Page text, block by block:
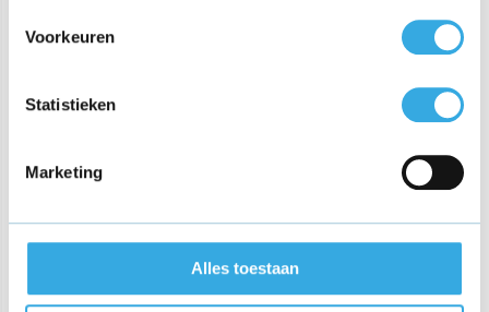
Voorkeuren
Statistieken
Marketing
Alles toestaan
Lengte:1 Meter
Aansluiting:
Vermogen:9 Volt